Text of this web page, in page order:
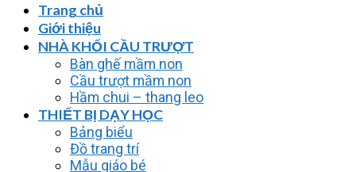
Trang chủ
Giới thiệu
NHÀ KHỐI CẦU TRƯỢT
Bàn ghế mầm non
Cầu trượt mầm non
Hầm chui – thang leo
THIẾT BỊ DẠY HỌC
Bảng biểu
Đồ trang trí
Mẫu giáo bé